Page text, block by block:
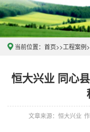
当前位置： 首页>>工程案例
恒大兴业 同心
文章来源：恒大兴业